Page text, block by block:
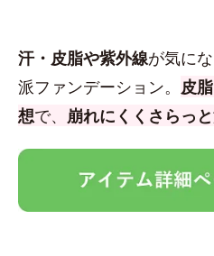
汗・皮脂や紫外線が気に
派ファンデーション。 皮
想で、 崩れにくくさらっ